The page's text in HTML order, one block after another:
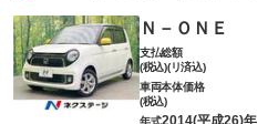
Ｎ－ＯＮＥ
支払総額
(税込)(リ済込)
車両本体価格
(税込)
年式2014(平成26)年